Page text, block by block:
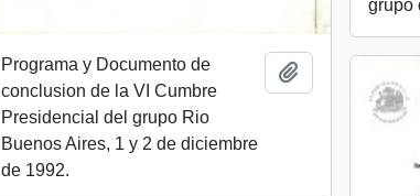
grupo
Programa y Documento de
conclusion de la VI Cumbre
Presidencial del grupo Rio
Buenos Aires, 1 y 2 de diciembre
de 1992.